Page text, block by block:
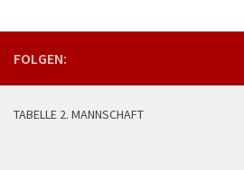
FOLGEN:
TABELLE 2. MANNSCHAFT